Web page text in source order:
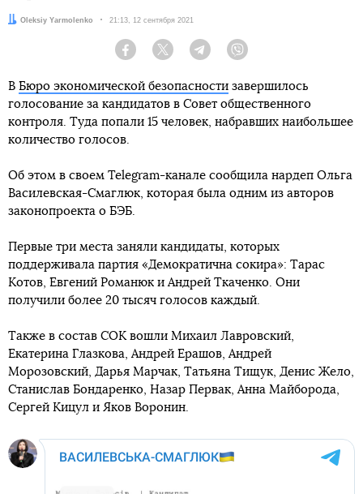
Автор:
Oleksiy Yarmolenko Дата:
21:13, 12 сентября 2021
Facebook Twitter Telegram
В Бюро экономической безопасности завершилось
голосование за кандидатов в Совет общественного
контроля. Туда попали 15 человек, набравших наибольшее
количество голосов.
Об этом в своем Telegram-канале сообщила нардеп Ольга
Василевская-Смаглюк, которая была одним из авторов
законопроекта о БЭБ.
Первые три места заняли кандидаты, которых
поддерживала партия «Демократична сокира»: Тарас
Котов, Евгений Романюк и Андрей Ткаченко. Они
получили более 20 тысяч голосов каждый.
Также в состав СОК вошли Михаил Лавровский,
Екатерина Глазкова, Андрей Ерашов, Андрей
Морозовский, Дарья Марчак, Татьяна Тищук, Денис Жело,
Станислав Бондаренко, Назар Первак, Анна Майборода,
Сергей Кицул и Яков Воронин.